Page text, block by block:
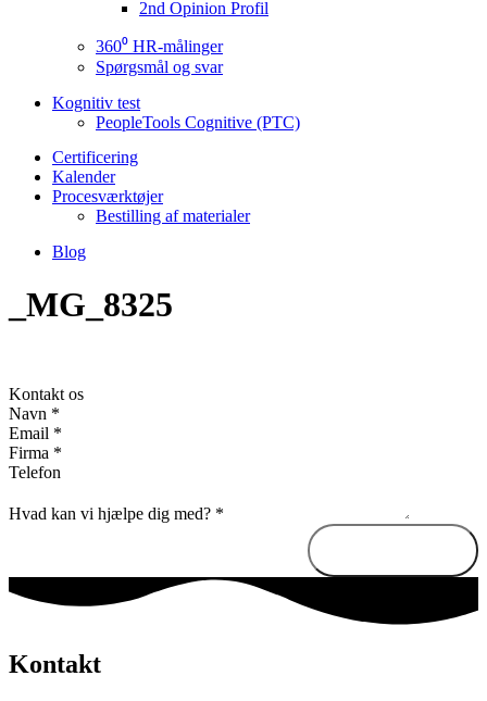
2nd Opinion Profil
360⁰ HR-målinger
Spørgsmål og svar
Kognitiv test
PeopleTools Cognitive (PTC)
Certificering
Kalender
Procesværktøjer
Bestilling af materialer
Blog
_MG_8325
Kontakt os
Navn *
Email *
Firma *
Telefon
Hvad kan vi hjælpe dig med? *
Kontakt